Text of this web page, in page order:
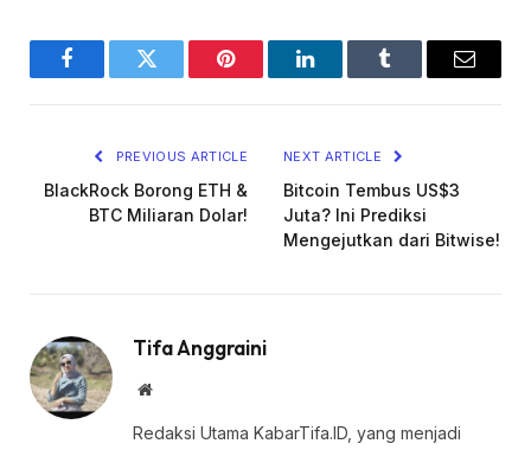
FacebookTwitter Pinterest LinkedInTumblr Email
PREVIOUS ARTICLE
BlackRock Borong ETH &
BTC Miliaran Dolar!
NEXT ARTICLE
Bitcoin Tembus US$3
Juta? Ini Prediksi
Mengejutkan dari Bitwise!
Tifa Anggraini
Website
Redaksi Utama KabarTifa.ID, yang menjadi